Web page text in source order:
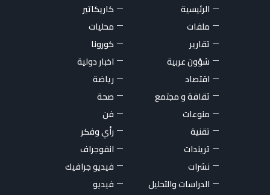
الرئيسية
كاريكاتير
ملفات
محليات
تقارير
كورونا
شؤون عربية
اخبار دولية
اقتصاد
رياضة
ثقافة و مجتمع
صحة
منوعات
فن
تقنية
رأي وفكر
تريندات
انفوجراف
نشرات
فيديو جرافيك
الدراسات والتحليل
فيديو